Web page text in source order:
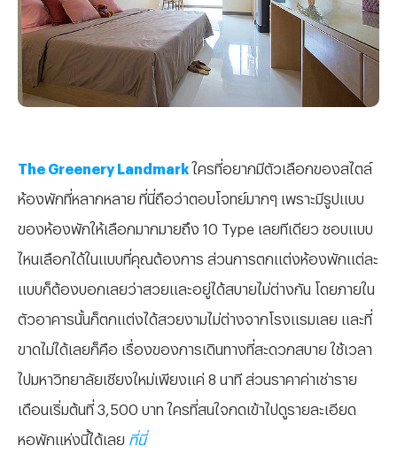
The Greenery Landmark ใครที่อยากมีตัวเลือกของสไตล์
ห้องพักที่หลากหลาย ที่นี่ถือว่าตอบโจทย์มากๆ เพราะมีรูปแบบ
ของห้องพักให้เลือกมากมายถึง 10 Type เลยทีเดียว ชอบแบบ
ไหนเลือกได้ในแบบที่คุณต้องการ ส่วนการตกแต่งห้องพักแต่ละ
แบบก็ต้องบอกเลยว่าสวยและอยู่ได้สบายไม่ต่างกัน โดยภายใน
ตัวอาคารนั้นก็ตกแต่งได้สวยงามไม่ต่างจากโรงแรมเลย และที่
ขาดไม่ได้เลยก็คือ เรื่องของการเดินทางที่สะดวกสบาย ใช้เวลา
ไปมหาวิทยาลัยเชียงใหม่เพียงแค่ 8 นาที ส่วนราคาค่าเช่าราย
เดือนเริ่มต้นที่ 3,500 บาท ใครที่สนใจกดเข้าไปดูรายละเอียด
หอพักแห่งนี้ได้เลย ที่นี่